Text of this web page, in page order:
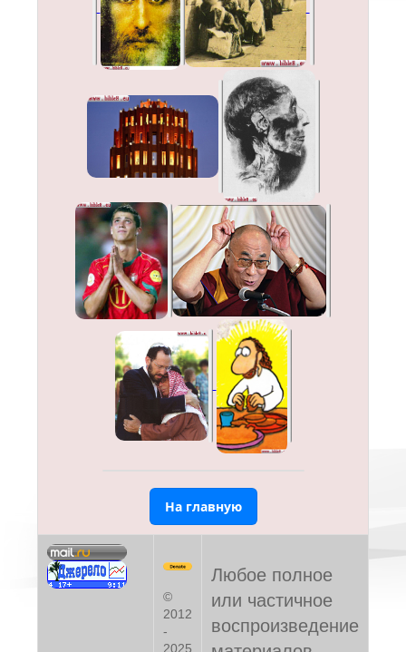
На главную
©
2012
-
2025
Любое полное
или частичное
воспроизведение